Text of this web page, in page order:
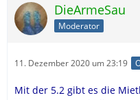
DieArmeSau
Moderator
11. Dezember 2020 um 23:19
Mit der 5.2 gibt es die